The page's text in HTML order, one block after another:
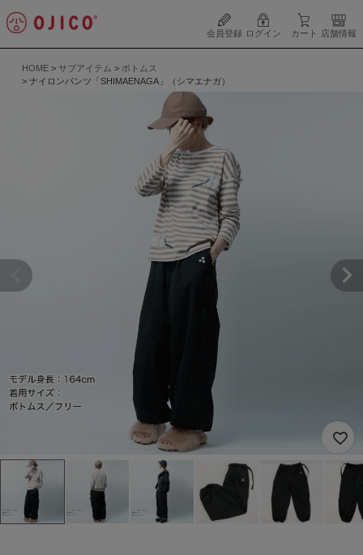
会員登録 ログイン カート 店舗情報
HOME サブアイテム
ボトムス
ナイロンパンツ「SHIMAENAGA」（シマエナガ）